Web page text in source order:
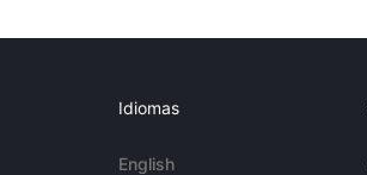
Idiomas
English